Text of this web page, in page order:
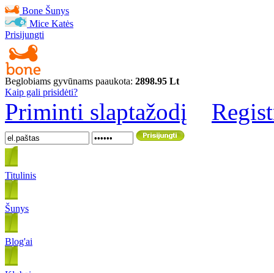
Bone Šunys
Mice Katės
Prisijungti
Beglobiams gyvūnams paaukota: 2898.95 Lt
Kaip gali prisidėti?
Priminti slaptažodį
Titulinis
Šunys
Blog'ai